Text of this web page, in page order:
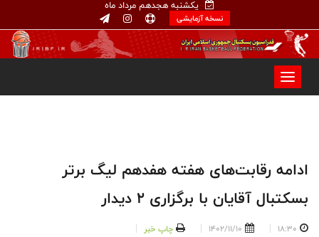
یکشنبه هجدهم مرداد ماه
نسخه آزمایشی
ادامه رقابت‌های هفته هفدهم لیگ برتر
بسکتبال آقایان با برگزاری ۲ دیدار
18:30
1402/11/10 چاپ خبر